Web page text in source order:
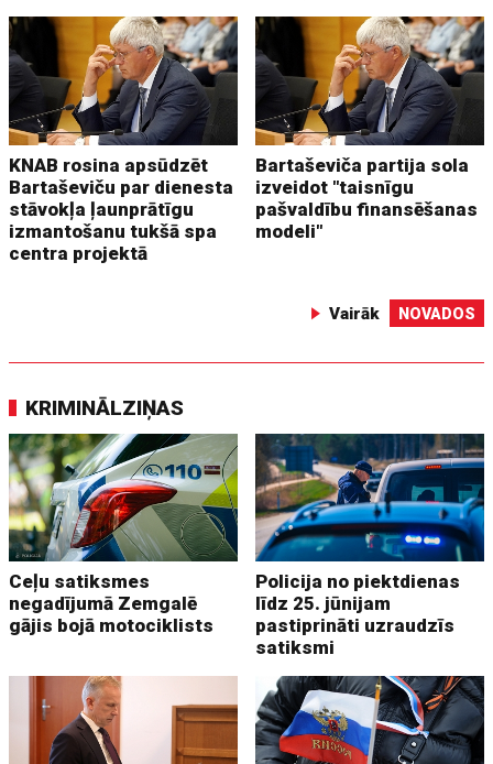
KNAB rosina apsūdzēt
Bartaševiču par dienesta
stāvokļa ļaunprātīgu
izmantošanu tukšā spa
centra projektā
Bartaševiča partija sola
izveidot "taisnīgu
pašvaldību finansēšanas
modeli"
Vairāk NOVADOS
KRIMINĀLZIŅAS
Ceļu satiksmes
negadījumā Zemgalē
gājis bojā motociklists
Policija no piektdienas
līdz 25. jūnijam
pastiprināti uzraudzīs
satiksmi